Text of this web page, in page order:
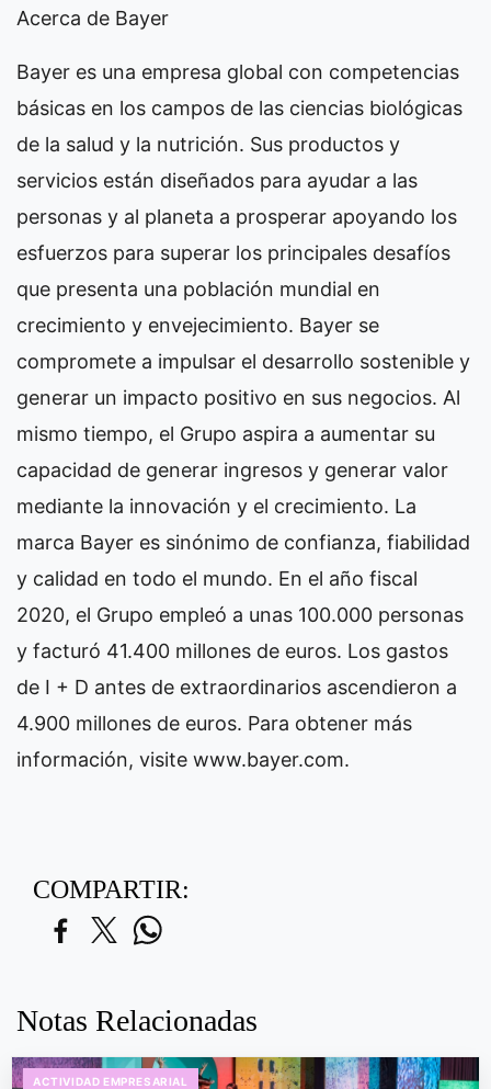
Acerca de Bayer
Bayer es una empresa global con competencias
básicas en los campos de las ciencias biológicas
de la salud y la nutrición. Sus productos y
servicios están diseñados para ayudar a las
personas y al planeta a prosperar apoyando los
esfuerzos para superar los principales desafíos
que presenta una población mundial en
crecimiento y envejecimiento. Bayer se
compromete a impulsar el desarrollo sostenible y
generar un impacto positivo en sus negocios. Al
mismo tiempo, el Grupo aspira a aumentar su
capacidad de generar ingresos y generar valor
mediante la innovación y el crecimiento. La
marca Bayer es sinónimo de confianza, fiabilidad
y calidad en todo el mundo. En el año fiscal
2020, el Grupo empleó a unas 100.000 personas
y facturó 41.400 millones de euros. Los gastos
de I + D antes de extraordinarios ascendieron a
4.900 millones de euros. Para obtener más
información, visite www.bayer.com.
COMPARTIR:
Notas Relacionadas
ACTIVIDAD EMPRESARIAL